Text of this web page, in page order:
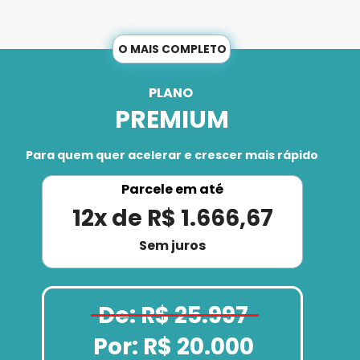
O MAIS COMPLETO
PLANO
PREMIUM
Para quem quer acelerar e crescer mais rápido
Parcele em até
12x de R$ 1.666,67
Sem juros
De: R$ 25.997
Por: R$ 20.000